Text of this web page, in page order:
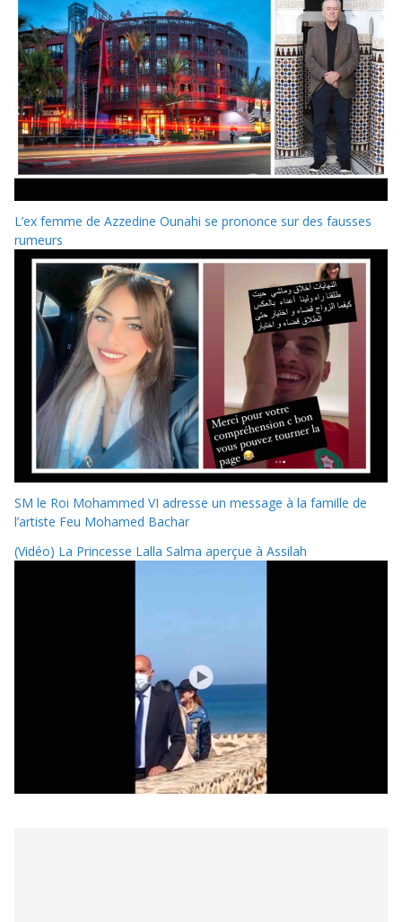
L’ex femme de Azzedine Ounahi se prononce sur des fausses
rumeurs
SM le Roi Mohammed VI adresse un message à la famille de
l’artiste Feu Mohamed Bachar
(Vidéo) La Princesse Lalla Salma aperçue à Assilah